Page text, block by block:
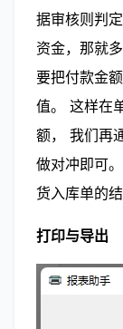
据审核则判
资金，那就
要把付款金
值。 这样在
额， 我们再
做对冲即可
货入库单的
打印与导出